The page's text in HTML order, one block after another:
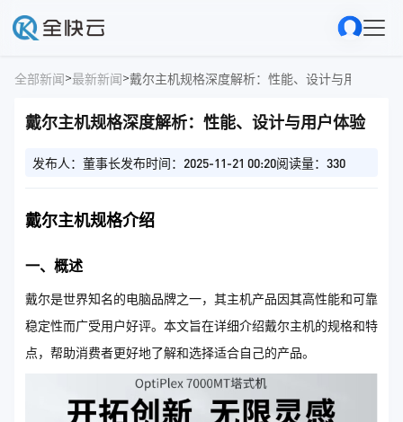
全部新闻>最新新闻>戴尔主机规格深度解析：性能、设计与用户体验
戴尔主机规格深度解析：性能、设计与用户体验
发布人：董事长发布时间：2025-11-21 00:20阅读量：330
戴尔主机规格介绍
一、概述
戴尔是世界知名的电脑品牌之一，其主机产品因其高性能和可靠
稳定性而广受用户好评。本文旨在详细介绍戴尔主机的规格和特
点，帮助消费者更好地了解和选择适合自己的产品。